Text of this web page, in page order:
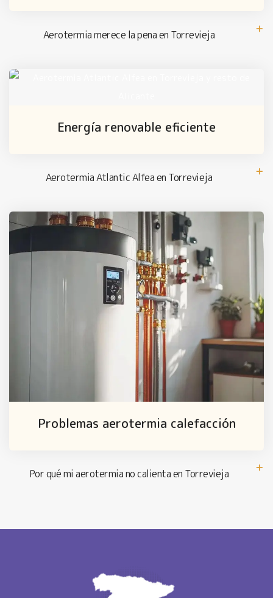
Aerotermia merece la pena en Torrevieja
Energía renovable eficiente
Aerotermia Atlantic Alfea en Torrevieja
Problemas aerotermia calefacción
Por qué mi aerotermia no calienta en Torrevieja